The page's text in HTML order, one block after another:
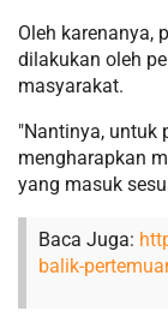
Oleh karenanya,
dilakukan oleh
masyarakat.
"Nantinya, untuk
mengharapkan
yang masuk
Baca Juga:
balik-